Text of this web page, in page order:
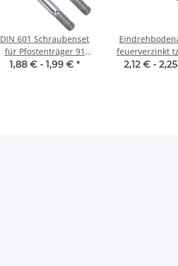
DIN 601 Schraubenset
für Pfostenträger 91
mm
1,88 € - 1,99 € *
feuerverzinkt
Schraube /
2,12 € -